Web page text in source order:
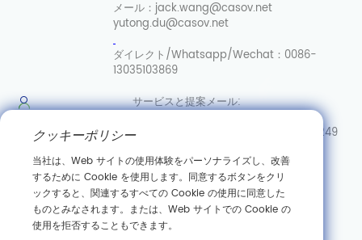
メール： jack.wang@casov.net
yutong.du@casov.net
ダイレクト/Whatsapp/Wechat： 0086-
13035103869
サービスと提案メール:
ト/Whatsapp/Wechat:
0086-15307143249
武漢合成
生物学イノベーションハブ
中国湖北省武漢市東湖新技術開発区高科園三路89号
クッキーポリシー
当社は、Web サイトの使用体験をパーソナライズし、改善
するために Cookie を使用します。同意するボタンをクリ
ックすると、関連するすべての Cookie の使用に同意した
ものとみなされます。または、Web サイトでの Cookie の
使用を拒否することもできます。